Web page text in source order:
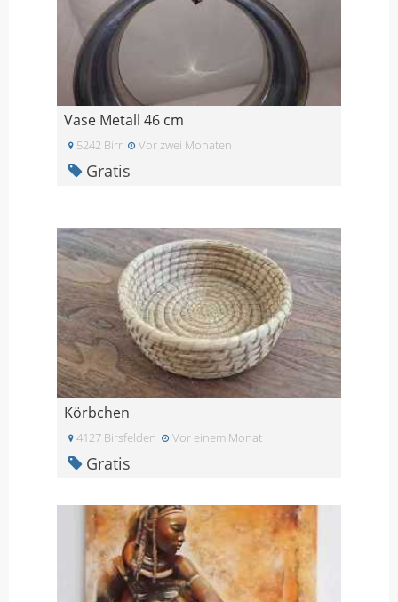
Vase Metall 46 cm
5242 Birr Vor zwei Monaten
Gratis
Körbchen
4127 Birsfelden Vor einem Monat
Gratis